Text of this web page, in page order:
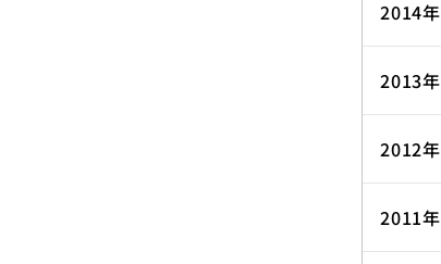
2014年
2013年
2012年
2011年